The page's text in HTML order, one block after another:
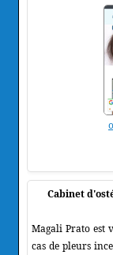
Cabinet
Magali Prato est
cas de pleurs